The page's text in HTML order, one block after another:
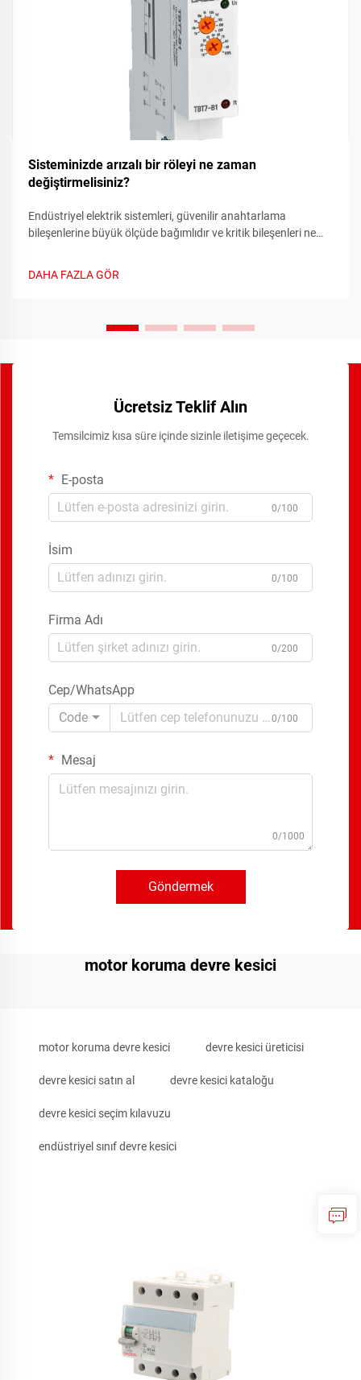
Sisteminizde arızalı bir röleyi ne zaman
değiştirmelisiniz?
Endüstriyel elektrik sistemleri, güvenilir anahtarlama
bileşenlerine büyük ölçüde bağımlıdır ve kritik bileşenleri ne
süresini ve ekipman arızalarını önleyebilir. Röle, yüksek güç
DAHA FAZLA GÖR
Ücretsiz Teklif Alın
Temsilcimiz kısa süre içinde sizinle iletişime geçecek.
E-posta
0/100
İsim
0/100
Firma Adı
0/200
Cep/WhatsApp
Code
0/100
Mesaj
0/1000
Göndermek
motor koruma devre kesici
motor koruma devre kesici devre kesici üreticisi
devre kesici satın al devre kesici kataloğu
devre kesici seçim kılavuzu
endüstriyel sınıf devre kesici